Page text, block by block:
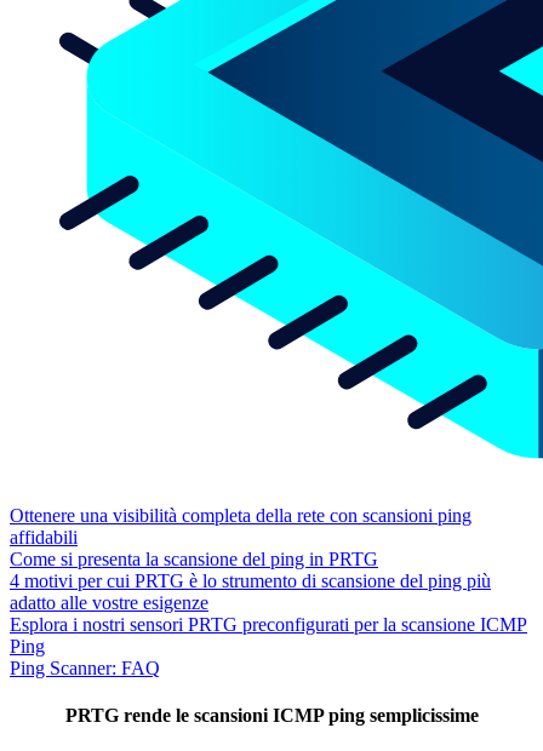
Ottenere una visibilità completa della rete con scansioni ping
affidabili
Come si presenta la scansione del ping in PRTG
4 motivi per cui PRTG è lo strumento di scansione del ping più
adatto alle vostre esigenze
Esplora i nostri sensori PRTG preconfigurati per la scansione ICMP
Ping
Ping Scanner: FAQ
PRTG rende le scansioni ICMP ping semplicissime